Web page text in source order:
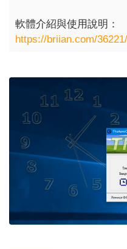
軟體介紹與使用說明：
https://briian.com/